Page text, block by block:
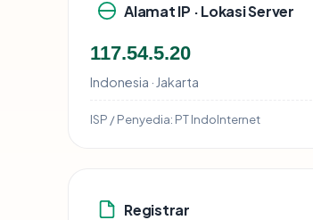
Alamat IP · Lokasi Server
117.54.5.20
Indonesia · Jakarta
ISP / Penyedia: PT IndoInternet
Registrar